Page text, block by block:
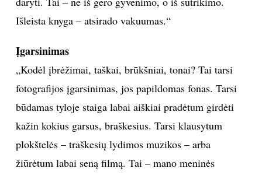
Iš ciklo „Daiktai 216“, 1994 m.
Retrospektyvinėje parodoje bus įdomu pasižiūrėti, ar
mano fotografija keitėsi, – bus matyti visa išklotinė.
Gal ir mano charakteris keitėsi? Kai esi jaunas, turi
daugiau sprogdinamos energijos, o su metais rimsti.
Dabar esu nurimęs taip, kad apskritai nieko nenoriu
daryti. Tai – ne iš gero gyvenimo, o iš sutrikimo.
Išleista knyga – atsirado vakuumas.“